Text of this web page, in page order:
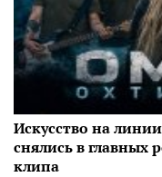
Искусство на
снялись в главных
клипа